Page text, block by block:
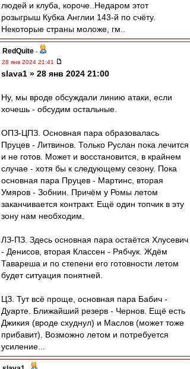
людей и клуба, короче..Недаром этот
розыгрыш Кубка Англии 143-й по счёту.
Некоторые страны моложе, гм..
RedQuite -
28 янв 2024 21:41
slava1 » 28 янв 2024 21:00
Ну, мы вроде обсуждали линию атаки, если
хочешь - обсудим остальные.
ОПЗ-ЦПЗ. Основная пара образовалась
Пруцев - Литвинов. Только Руслан пока лечится
и не готов. Может и восстановится, в крайнем
случае - хотя бы к следующему сезону. Пока
основная пара Пруцев - Мартинс, вторая
Умяров - Зобнин. Причём у Ромы летом
заканчивается контракт. Ещё один топчик в эту
зону нам необходим.
ЛЗ-ПЗ. Здесь основная пара остаётся Хлусевич
- Денисов, вторая Классен - Рябчук. Ждём
Тавареша и по степени его готовности летом
будет ситуация понятней.
ЦЗ. Тут всё проще, основная пара Бабич -
Дуарте. Ближайший резерв - Чернов. Ещё есть
Джикия (вроде схуднул) и Маслов (может тоже
прибавит). Возможно летом и потребуется
усиление...